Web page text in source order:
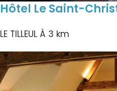
Hôtel Le Saint-
LE TILLEUL À 3 km